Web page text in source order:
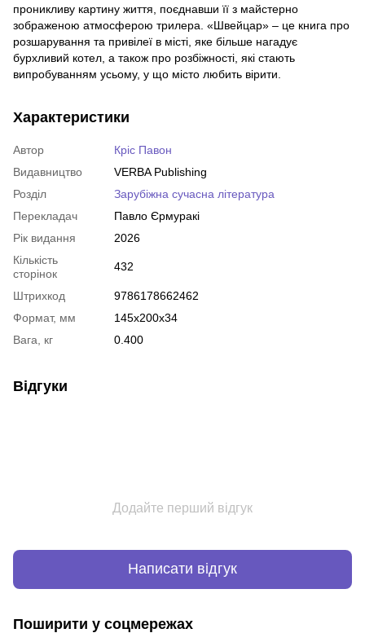
проникливу картину життя, поєднавши її з майстерно
зображеною атмосферою трилера. «Швейцар» – це книга про
розшарування та привілеї в місті, яке більше нагадує
бурхливий котел, а також про розбіжності, які стають
випробуванням усьому, у що місто любить вірити.
Характеристики
Автор
Кріс Павон
Видавництво
VERBA Publishing
Розділ
Зарубіжна сучасна література
Перекладач
Павло Єрмуракі
Рік видання
2026
Кількість
сторінок
432
Штрихкод
9786178662462
Формат, мм
145x200x34
Вага, кг
0.400
Відгуки
Додайте перший відгук
Написати відгук
Поширити у соцмережах